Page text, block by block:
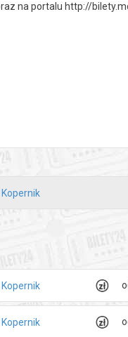
na portalu http://
do wyboru w